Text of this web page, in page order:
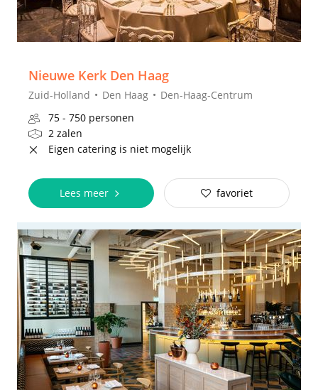
Nieuwe Kerk Den Haag
Zuid-Holland Den Haag
Den-Haag-Centrum
75 - 750 personen
2 zalen
Eigen catering is niet mogelijk
Lees meer favoriet